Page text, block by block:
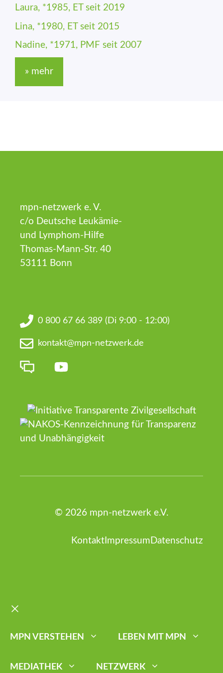
Laura, *1985, ET seit 2019
Lina, *1980, ET seit 2015
Nadine, *1971, PMF seit 2007
» mehr
mpn-netzwerk e. V.
c/o Deutsche Leukämie-
und Lymphom-Hilfe
Thomas-Mann-Str. 40
53111 Bonn
0 800 67 66 389 (Di 9:00 - 12:00)
kontakt@mpn-netzwerk.de
© 2026 mpn-netzwerk e.V.
Kontakt Impressum Datenschutz
MPN VERSTEHEN
LEBEN MIT MPN
MEDIATHEK NETZWERK